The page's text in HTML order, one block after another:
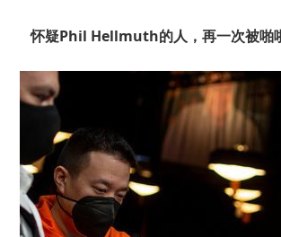
怀疑Phil Hellmuth的人，再一次被啪